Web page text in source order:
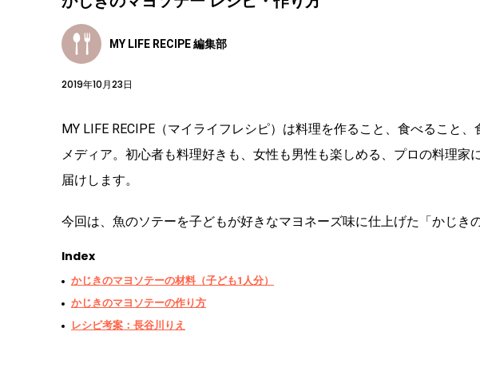
MY LIFE RECIPE 編集部
2019年10月23日
MY LIFE RECIPE（マイライフレシピ）は料理を作ること、食べること
メディア。初心者も料理好きも、女性も男性も楽しめる、プロの料理家
届けします。
今回は、魚のソテーを子どもが好きなマヨネーズ味に仕上げた「かじき
Index
かじきのマヨソテーの材料（子ども1人分）
かじきのマヨソテーの作り方
レシピ考案：長谷川りえ